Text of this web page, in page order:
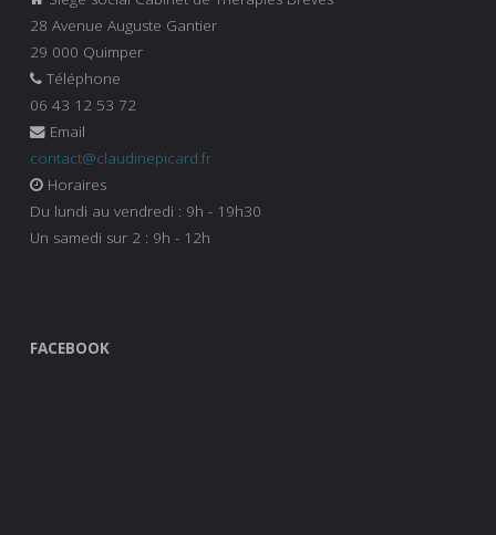
28 Avenue Auguste Gantier
29 000 Quimper
Téléphone
06 43 12 53 72
Email
contact@claudinepicard.fr
Horaires
Du lundi au vendredi : 9h - 19h30
Un samedi sur 2 : 9h - 12h
FACEBOOK